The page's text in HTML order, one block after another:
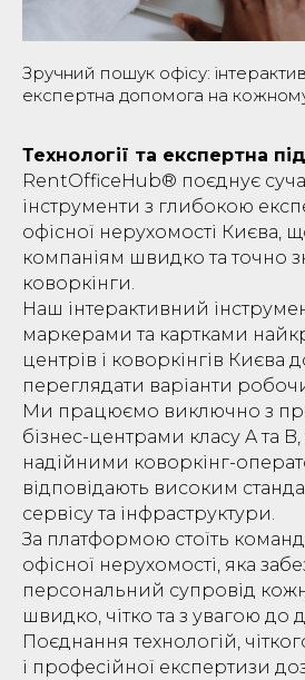
Зручний пошук офісу:
експертна допомога на
Технології та експертна
RentOfficeHub® поєднує
інструменти з глибокою
офісної нерухомості Києва,
компаніям швидко та точно
коворкінги.
Наш інтерактивний
маркерами та картками
центрів і коворкінгів Києва
переглядати варіанти
Ми працюємо виключно з
бізнес-центрами класу A та
надійними коворкінг-
відповідають високим
сервісу та інфраструктури.
За платформою стоїть
офісної нерухомості, яка
персональний супровід
швидко, чітко та з увагою до
Поєднання технологій,
і професійної експертизи